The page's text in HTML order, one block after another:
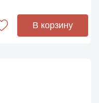
В корзину